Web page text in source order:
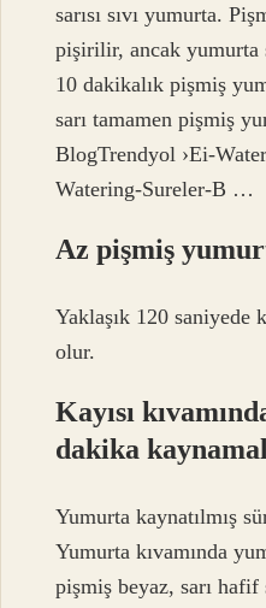
sarısı sıvı yumurta.
pişirilir, ancak yumurta
10 dakikalık pişmiş
sarı tamamen pişmiş
BlogTrendyol ›Ei-
Watering-Sureler-B …
Az pişmiş
Yaklaşık 120 saniyede
olur.
Kayısı
dakika
Yumurta kaynatılmış
Yumurta kıvamında
pişmiş beyaz, sarı hafif